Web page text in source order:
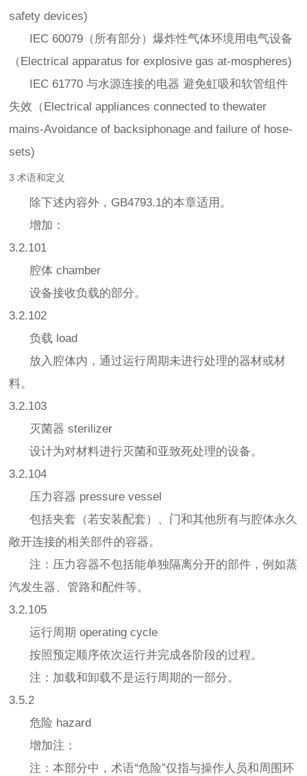
safety devices)
IEC 60079（所有部分）爆炸性气体环境用电气设备
（Electrical apparatus for explosive gas at-mospheres)
IEC 61770 与水源连接的电器 避免虹吸和软管组件
失效（Electrical appliances connected to thewater
mains-Avoidance of backsiphonage and failure of hose-
sets)
3 术语和定义
除下述内容外，GB4793.1的本章适用。
增加：
3.2.101
腔体 chamber
设备接收负载的部分。
3.2.102
负载 load
放入腔体内，通过运行周期未进行处理的器材或材
料。
3.2.103
灭菌器 sterilizer
设计为对材料进行灭菌和亚致死处理的设备。
3.2.104
压力容器 pressure vessel
包括夹套（若安装配套）、门和其他所有与腔体永久
敞开连接的相关部件的容器。
注：压力容器不包括能单独隔离分开的部件，例如蒸
汽发生器、管路和配件等。
3.2.105
运行周期 operating cycle
按照预定顺序依次运行并完成各阶段的过程。
注：加载和卸载不是运行周期的一部分。
3.5.2
危险 hazard
增加注：
注：本部分中，术语“危险”仅指与操作人员和周围环